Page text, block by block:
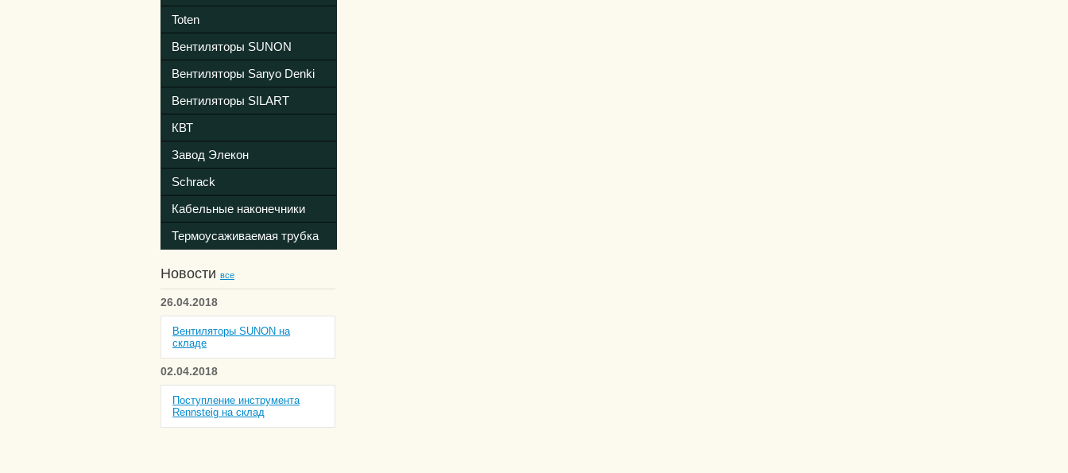
Toten
Вентиляторы SUNON
Вентиляторы Sanyo Denki
Вентиляторы SILART
КВТ
Завод Элекон
Schrack
Кабельные наконечники
Термоусаживаемая трубка
Новости все
26.04.2018
Вентиляторы SUNON на
складе
02.04.2018
Поступление инструмента
Rennsteig на склад